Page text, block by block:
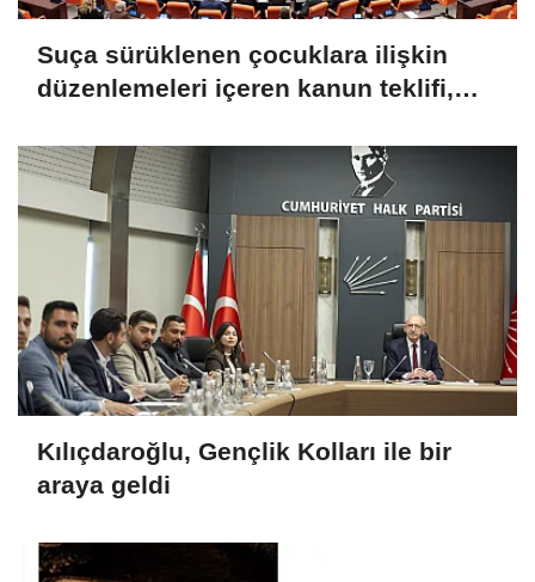
Suça sürüklenen çocuklara ilişkin
düzenlemeleri içeren kanun teklifi,
Kılıçdaroğlu, Gençlik Kolları ile bir
araya geldi